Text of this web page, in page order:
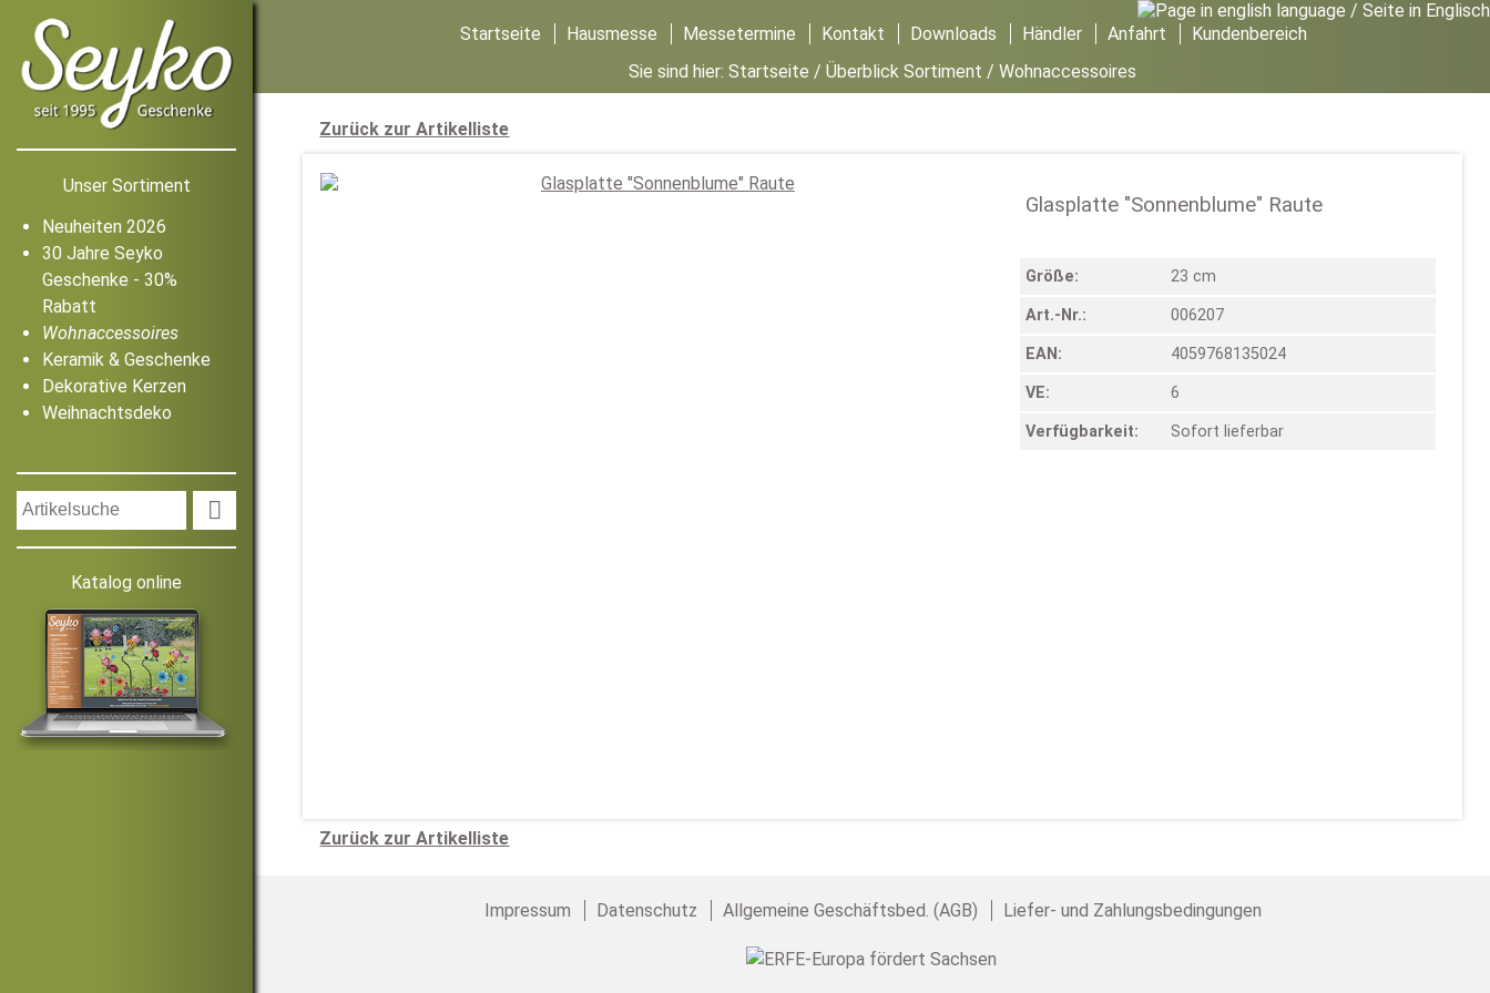
Unser Sortiment
Neuheiten 2026
30 Jahre Seyko
Geschenke - 30%
Rabatt
Wohnaccessoires
Keramik & Geschenke
Dekorative Kerzen
Weihnachtsdeko

Katalog online
Startseite Hausmesse Messetermine Kontakt Downloads Händler Anfahrt
Kundenbereich
Sie sind hier:Startseite /Überblick Sortiment /Wohnaccessoires
Zurück zur Artikelliste
Glasplatte "Sonnenblume" Raute
Größe: 23 cm
Art.-Nr.: 006207
EAN: 4059768135024
VE: 6
Verfügbarkeit: Sofort lieferbar
Zurück zur Artikelliste
Impressum Datenschutz Allgemeine Geschäftsbed. (AGB) Liefer- und Zahlungsbedingungen